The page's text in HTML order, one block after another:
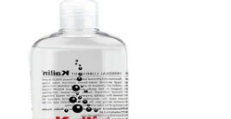
Personal Moisturizer sẽ đưa
nhập lẫn những động tác